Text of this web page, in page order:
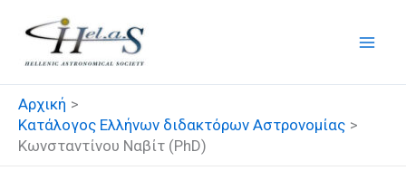
στο
περιεχόμενο
Αρχική
Κατάλογος Ελλήνων διδακτόρων Αστρονομίας
Κωνσταντίνου Ναβίτ (PhD)